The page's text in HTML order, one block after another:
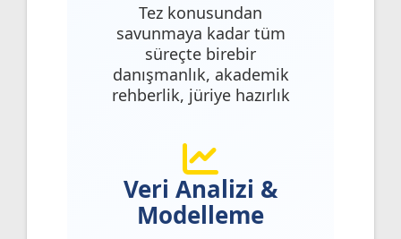
Tez konusundan
savunmaya kadar tüm
süreçte birebir
danışmanlık, akademik
rehberlik, jüriye hazırlık
Veri Analizi &
Modelleme